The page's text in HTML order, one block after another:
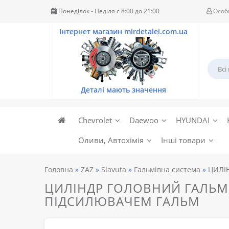
Понеділок - Неділя c 8:00 до 21:00
Chevrolet Daewoo HYUNDAI
Оливи, Автохімія
Інші товари
Головна ZAZ Slavuta Гальмівна система
ЦИЛІНДР ГОЛОВНИЙ
ПІДСИЛЮВАЧЕМ ГАЛЬМ